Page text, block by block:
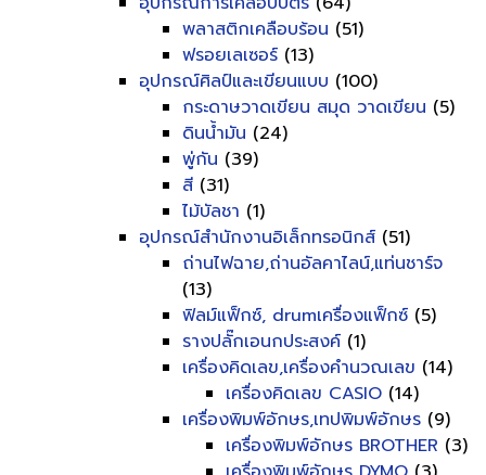
พลาสติกเคลือบร้อน (51)
ฟรอยเลเซอร์ (13)
อุปกรณ์ศิลป์และเขียนแบบ (100)
กระดาษวาดเขียน สมุด วาดเขียน (5)
ดินน้ำมัน (24)
พู่กัน (39)
สี (31)
ไม้บัลชา (1)
อุปกรณ์สำนักงานอิเล็กทรอนิกส์ (51)
ถ่านไฟฉาย,ถ่านอัลคาไลน์,แท่นชาร์จ
(13)
ฟิลม์แฟ็กซ์, drumเครื่องแฟ็กซ์ (5)
รางปลั๊กเอนกประสงค์ (1)
เครื่องคิดเลข,เครื่องคำนวณเลข (14)
เครื่องคิดเลข CASIO (14)
เครื่องพิมพ์อักษร,เทปพิมพ์อักษร (9)
เครื่องพิมพ์อักษร BROTHER (3)